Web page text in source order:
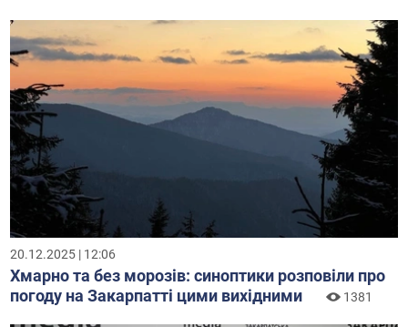
20.12.2025 | 12:06
Хмарно та без морозів: синоптики розповіли про
погоду на Закарпатті цими вихідними
1381